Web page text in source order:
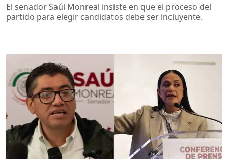
El senador Saúl Monreal insiste en que el proceso del
partido para elegir candidatos debe ser incluyente.